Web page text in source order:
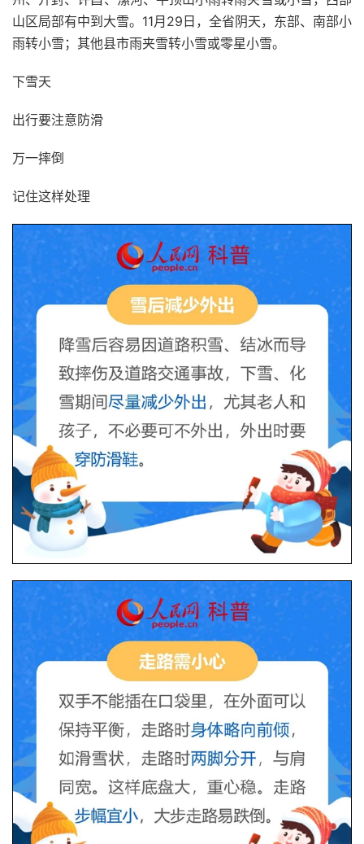
山区局部有中到大雪。11月29日，全省阴天，东部、南部小
雨转小雪；其他县市雨夹雪转小雪或零星小雪。
下雪天
出行要注意防滑
万一摔倒
记住这样处理